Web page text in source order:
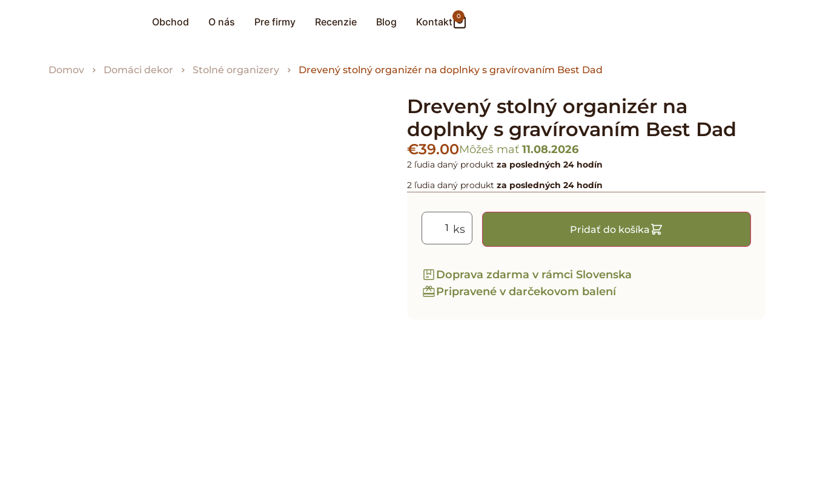
Obchod O nás Pre firmy Recenzie Blog Kontakt 0
Domov Domáci dekor Stolné organizery Drevený stolný organizér na doplnky s gravírovaním Best Dad
Drevený stolný organizér na
doplnky s gravírovaním Best Dad
€39.00Môžeš mať 11.08.2026
2 ľudia daný produkt za posledných 24 hodín
2 ľudia daný produkt za posledných 24 hodín
Pridať do košíka
Doprava zdarma v rámci Slovenska
Pripravené v darčekovom balení